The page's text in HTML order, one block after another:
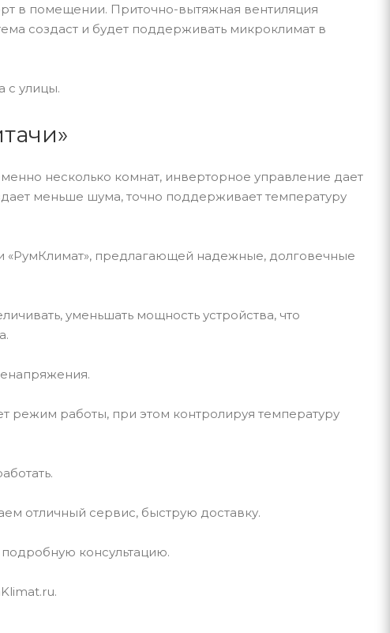
в помещении. Приточно-вытяжная вентиляция
создаст и будет поддерживать микроклимат в
с улицы.
несколько комнат, инверторное управление дает
меньше шума, точно поддерживает температуру
«РумКлимат», предлагающей надежные, долговечные
уменьшать мощность устройства, что
режим работы, при этом контролируя температуру
отличный сервис, быструю доставку.
консультацию.